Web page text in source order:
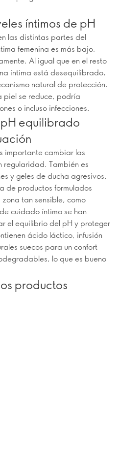
íntimos de pH
las distintas partes del
femenina es más bajo,
Al igual que en el resto
íntima está desequilibrado,
natural de protección.
piel se reduce, podría
o incluso infecciones.
equilibrado
importante cambiar las
regularidad. También es
y geles de ducha agresivos.
de productos formulados
tan sensible, como
cuidado íntimo se han
el equilibrio del pH y proteger
ácido láctico, infusión
suecos para un confort
lo que es bueno
productos